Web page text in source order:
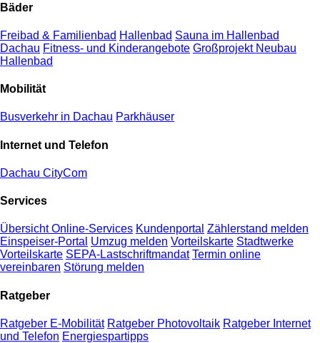
Bäder
Freibad & Familienbad Hallenbad Sauna im Hallenbad
Dachau Fitness- und Kinderangebote Großprojekt Neubau
Hallenbad
Mobilität
Busverkehr in Dachau Parkhäuser
Internet und Telefon
Dachau CityCom
Services
Übersicht Online-Services Kundenportal Zählerstand melden
Einspeiser-Portal Umzug melden Vorteilskarte Stadtwerke
Vorteilskarte SEPA-Lastschriftmandat Termin online
vereinbaren Störung melden
Ratgeber
Ratgeber E-Mobilität Ratgeber Photovoltaik Ratgeber Internet
und Telefon Energiespartipps